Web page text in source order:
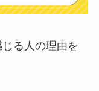
？買ってよか
掃除機など
る人の理由を